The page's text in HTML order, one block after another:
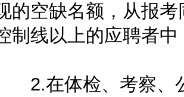
的空缺名额，从报
制线以上的应聘者
2.在体检、考察、